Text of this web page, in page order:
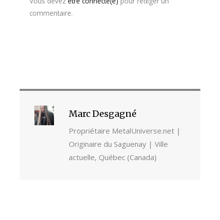
commentaire.
Marc Desgagné
Propriétaire MetalUniverse.net |
Originaire du Saguenay | Ville
actuelle, Québec (Canada)